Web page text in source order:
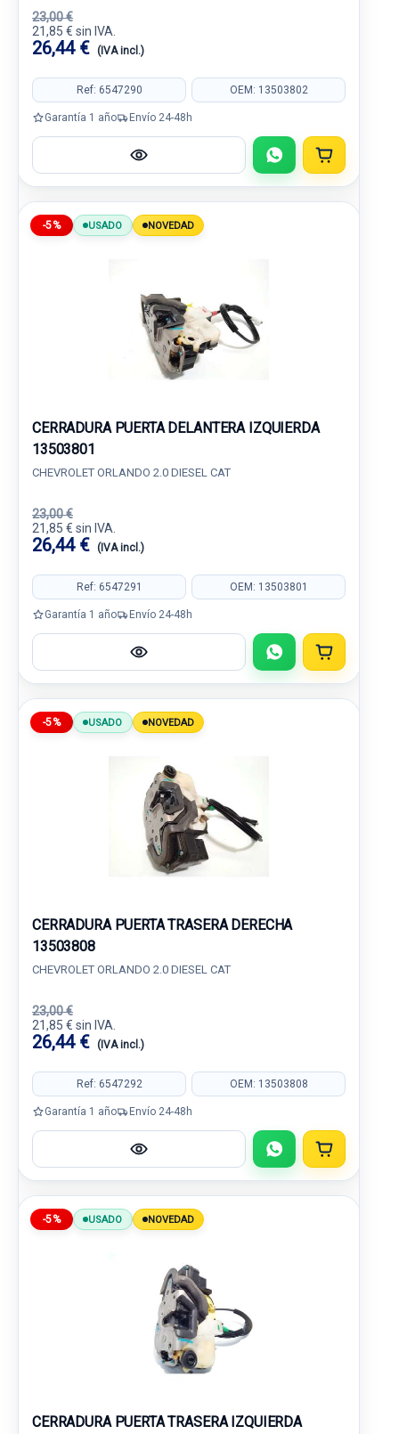
23,00 €
21,85 € sin IVA.
26,44 € (IVA incl.)
Ref: 6547290 OEM: 13503802
Garantía 1 año Envío 24-48h
-5% USADO NOVEDAD
CERRADURA PUERTA DELANTERA IZQUIERDA
13503801
CHEVROLET ORLANDO 2.0 DIESEL CAT
23,00 €
21,85 € sin IVA.
26,44 € (IVA incl.)
Ref: 6547291 OEM: 13503801
Garantía 1 año Envío 24-48h
-5% USADO NOVEDAD
CERRADURA PUERTA TRASERA DERECHA
13503808
CHEVROLET ORLANDO 2.0 DIESEL CAT
23,00 €
21,85 € sin IVA.
26,44 € (IVA incl.)
Ref: 6547292 OEM: 13503808
Garantía 1 año Envío 24-48h
-5% USADO NOVEDAD
CERRADURA PUERTA TRASERA IZQUIERDA